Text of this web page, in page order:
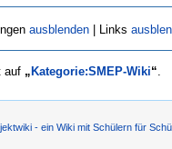
ausblenden| Links
auf „ Kategorie:SMEP-Wiki“
- ein Wiki mit Schülern für